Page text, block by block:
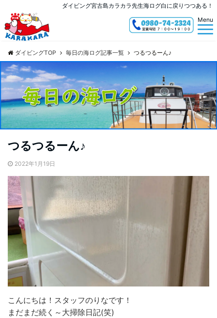
ダイビング宮古島カラカラ先生海ログ白に戻りつつある！
Menu
ダイビングTOP 毎日の海ログ記事一覧 つるつるーん♪
つるつるーん♪
2022年1月19日
こんにちは！スタッフのりなです！
まだまだ続く～大掃除日記(笑)